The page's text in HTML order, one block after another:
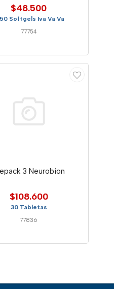
$48.500
Softgels Iva Va Va
77754
3 Neurobion
$108.600
30 Tabletas
77836